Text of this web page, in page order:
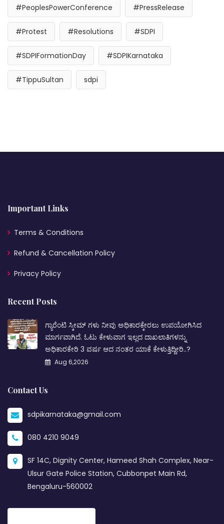
#PeoplesPowerConference #PressRelease
#Protest #Resolutions #SDPI
#SDPIFormationDay #SDPIKarnataka
#TippuSultan sdpi
Important Links
Terms & Conditions
Refund & Cancellation Policy
Privacy Policy
Recent Posts
ಗ್ಯಾರೆಂಟಿ ಸ್ಕೀಮ್ ಗಳು ನೀವು ಅಧಿಕಾರಕ್ಕೇರಲು ಉಪಯೋಗಿಸಿದ
ಮಾರ್ಗವಾಗಿದೆ. ಓಟು ಕೇಳುವಾಗ ಇಲ್ಲದ ದಾಖಲಾತಿಗಳನ್ನು
ಅಧಿಕಾರಕೇರಿ 3 ವರ್ಷ ಆದ ನಂತರ ಯಾಕೆ ಕೇಳುತ್ತಿದ್ದೀರಿ..?
Aug 6,2026
Contact Us
sdpikarnataka@gmail.com
080 4210 9049
SF 14C, Dignity Center, Hameed Shah Complex, Near-
Ulsur Gate Police Station, Cubbonpet Main Rd,
Bengaluru-560002